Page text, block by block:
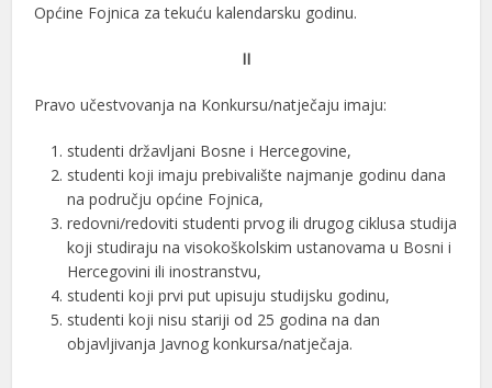
Općine Fojnica za tekuću kalendarsku godinu.
II
Pravo učestvovanja na Konkursu/natječaju imaju:
studenti državljani Bosne i Hercegovine,
studenti koji imaju prebivalište najmanje godinu dana
na području općine Fojnica,
redovni/redoviti studenti prvog ili drugog ciklusa studija
koji studiraju na visokoškolskim ustanovama u Bosni i
Hercegovini ili inostranstvu,
studenti koji prvi put upisuju studijsku godinu,
studenti koji nisu stariji od 25 godina na dan
objavljivanja Javnog konkursa/natječaja.